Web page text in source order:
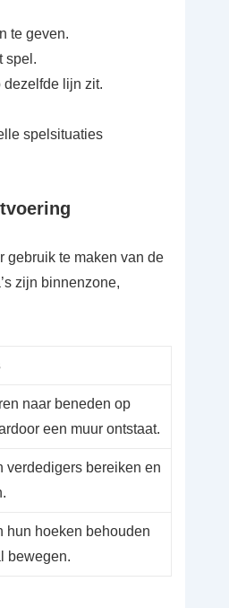
te geven.
spel.
dezelfde lijn zit.
spelsituaties
gebruik te maken van de
zijn binnenzone,
naar beneden op
een muur ontstaat.
verdedigers bereiken en
hun hoeken behouden
bewegen.